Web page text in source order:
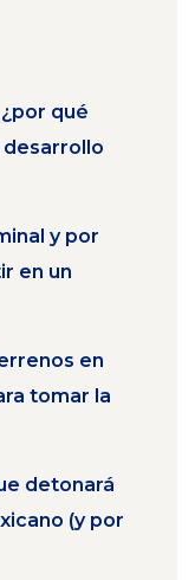
qué
desarrollo
y por
en un
en
tomar la
detonará
(y por